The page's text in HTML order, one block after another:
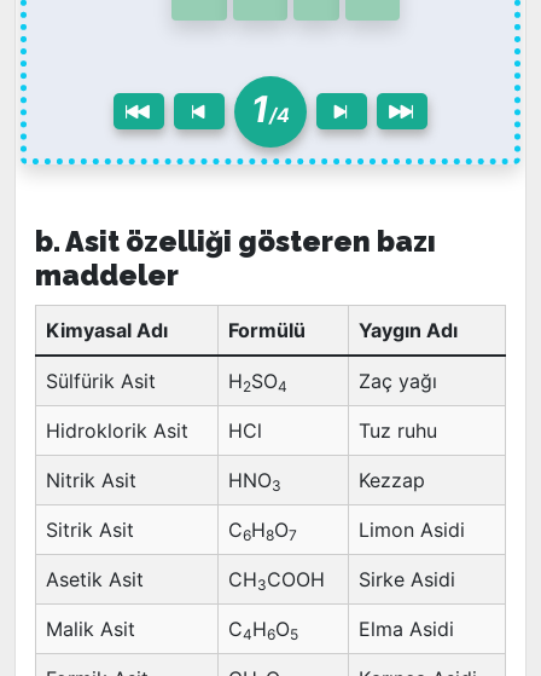
1/4
b. Asit özelliği gösteren bazı
maddeler
Kimyasal Adı Formülü Yaygın Adı
Sülfürik Asit H2SO4 Zaç yağı
Hidroklorik Asit HCl Tuz ruhu
Nitrik Asit HNO3 Kezzap
Sitrik Asit C6H8O7 Limon Asidi
Asetik Asit CH3COOH Sirke Asidi
Malik Asit C4H6O5 Elma Asidi